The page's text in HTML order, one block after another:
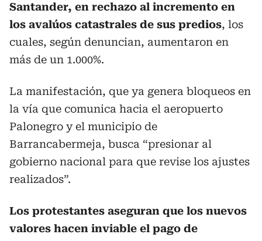
Santander, en rechazo al incremento en
los avalúos catastrales de sus predios, los
cuales, según denuncian, aumentaron en
más de un 1.000%.
La manifestación, que ya genera bloqueos en
la vía que comunica hacia el aeropuerto
Palonegro y el municipio de
Barrancabermeja, busca “presionar al
gobierno nacional para que revise los ajustes
realizados”.
Los protestantes aseguran que los nuevos
valores hacen inviable el pago de